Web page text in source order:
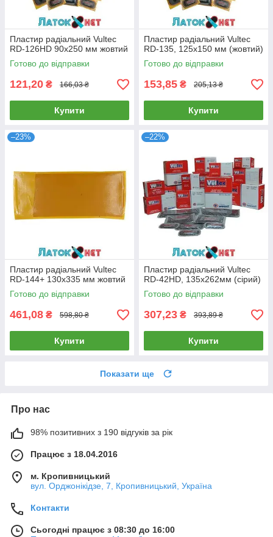
Пластир радіальний Vultec
RD-126HD 90х250 мм жовтий
Готово до відправки
121,20 ₴ 166,03 ₴
Купити
Пластир радіальний Vultec
RD-135, 125х150 мм (жовтий)
Готово до відправки
153,85 ₴ 205,13 ₴
Купити
–23%
Пластир радіальний Vultec
RD-144+ 130х335 мм жовтий
Готово до відправки
461,08 ₴ 598,80 ₴
Купити
–22%
Пластир радіальний Vultec
RD-42HD, 135х262мм (сірий)
Готово до відправки
307,23 ₴ 393,89 ₴
Купити
Показати ще
Про нас
98% позитивних з 190 відгуків за рік
Працює з 18.04.2016
м. Кропивницький
вул. Орджонікідзе, 7, Кропивницький, Україна
Контакти
Сьогодні працює з 08:30 до 16:00